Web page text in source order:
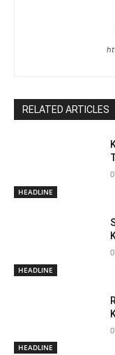
RELATED ARTICLES
HEADLINE
HEADLINE
HEADLINE